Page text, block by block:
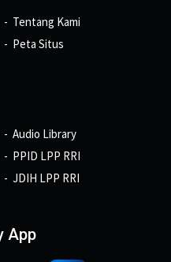
Tentang Kami
Peta Situs
Audio Library
PPID LPP RRI
JDIH LPP RRI
App